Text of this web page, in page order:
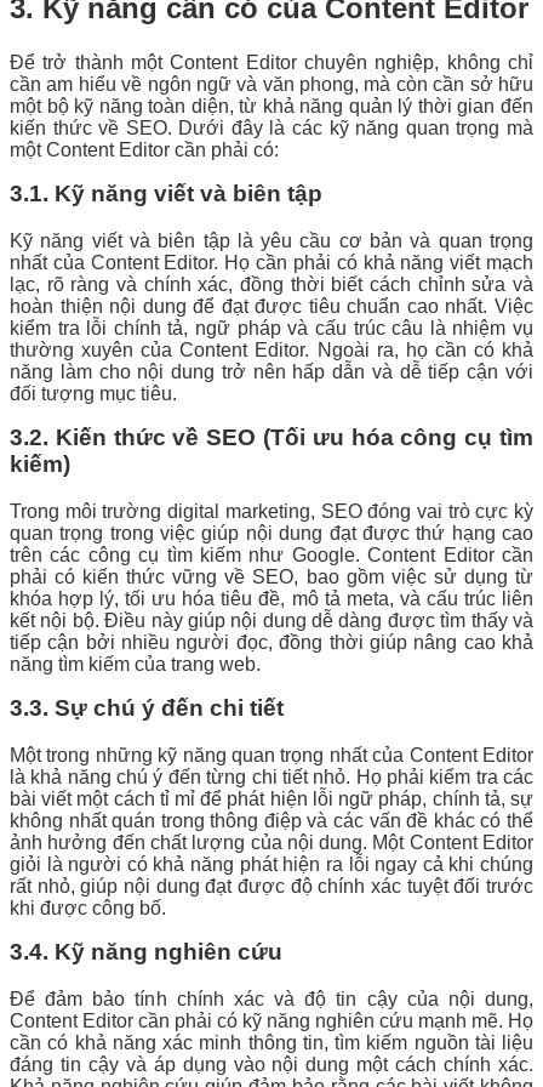
3. Kỹ năng cần có của Content Editor
Để trở thành một Content Editor chuyên nghiệp, không chỉ
cần am hiểu về ngôn ngữ và văn phong, mà còn cần sở hữu
một bộ kỹ năng toàn diện, từ khả năng quản lý thời gian đến
kiến thức về SEO. Dưới đây là các kỹ năng quan trọng mà
một Content Editor cần phải có:
3.1. Kỹ năng viết và biên tập
Kỹ năng viết và biên tập là yêu cầu cơ bản và quan trọng
nhất của Content Editor. Họ cần phải có khả năng viết mạch
lạc, rõ ràng và chính xác, đồng thời biết cách chỉnh sửa và
hoàn thiện nội dung để đạt được tiêu chuẩn cao nhất. Việc
kiểm tra lỗi chính tả, ngữ pháp và cấu trúc câu là nhiệm vụ
thường xuyên của Content Editor. Ngoài ra, họ cần có khả
năng làm cho nội dung trở nên hấp dẫn và dễ tiếp cận với
đối tượng mục tiêu.
3.2. Kiến thức về SEO (Tối ưu hóa công cụ tìm
kiếm)
Trong môi trường digital marketing, SEO đóng vai trò cực kỳ
quan trọng trong việc giúp nội dung đạt được thứ hạng cao
trên các công cụ tìm kiếm như Google. Content Editor cần
phải có kiến thức vững về SEO, bao gồm việc sử dụng từ
khóa hợp lý, tối ưu hóa tiêu đề, mô tả meta, và cấu trúc liên
kết nội bộ. Điều này giúp nội dung dễ dàng được tìm thấy và
tiếp cận bởi nhiều người đọc, đồng thời giúp nâng cao khả
năng tìm kiếm của trang web.
3.3. Sự chú ý đến chi tiết
Một trong những kỹ năng quan trọng nhất của Content Editor
là khả năng chú ý đến từng chi tiết nhỏ. Họ phải kiểm tra các
bài viết một cách tỉ mỉ để phát hiện lỗi ngữ pháp, chính tả, sự
không nhất quán trong thông điệp và các vấn đề khác có thể
ảnh hưởng đến chất lượng của nội dung. Một Content Editor
giỏi là người có khả năng phát hiện ra lỗi ngay cả khi chúng
rất nhỏ, giúp nội dung đạt được độ chính xác tuyệt đối trước
khi được công bố.
3.4. Kỹ năng nghiên cứu
Để đảm bảo tính chính xác và độ tin cậy của nội dung,
Content Editor cần phải có kỹ năng nghiên cứu mạnh mẽ. Họ
cần có khả năng xác minh thông tin, tìm kiếm nguồn tài liệu
đáng tin cậy và áp dụng vào nội dung một cách chính xác.